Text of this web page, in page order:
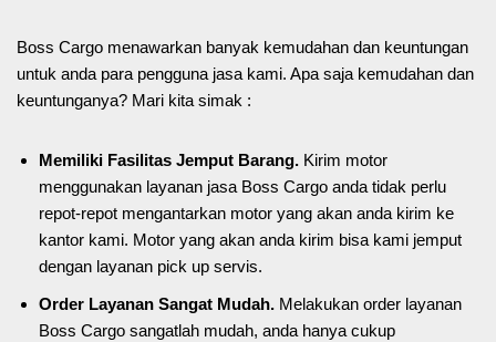
Boss Cargo menawarkan banyak kemudahan dan keuntungan
untuk anda para pengguna jasa kami. Apa saja kemudahan dan
keuntunganya? Mari kita simak :
Memiliki Fasilitas Jemput Barang. Kirim motor
menggunakan layanan jasa Boss Cargo anda tidak perlu
repot-repot mengantarkan motor yang akan anda kirim ke
kantor kami. Motor yang akan anda kirim bisa kami jemput
dengan layanan pick up servis.
Order Layanan Sangat Mudah. Melakukan order layanan
Boss Cargo sangatlah mudah, anda hanya cukup